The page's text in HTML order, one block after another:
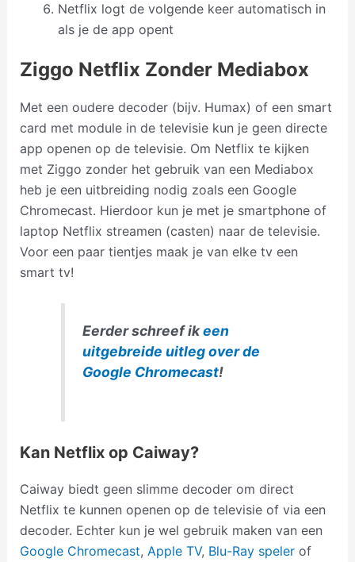
Netflix logt de volgende keer automatisch in
als je de app opent
Ziggo Netflix Zonder Mediabox
Met een oudere decoder (bijv. Humax) of een smart
card met module in de televisie kun je geen directe
app openen op de televisie. Om Netflix te kijken
met Ziggo zonder het gebruik van een Mediabox
heb je een uitbreiding nodig zoals een Google
Chromecast. Hierdoor kun je met je smartphone of
laptop Netflix streamen (casten) naar de televisie.
Voor een paar tientjes maak je van elke tv een
smart tv!
Eerder schreef ikeen
uitgebreide uitleg over de
Google Chromecast!
Kan Netflix op Caiway?
Caiway biedt geen slimme decoder om direct
Netflix te kunnen openen op de televisie of via een
decoder. Echter kun je wel gebruik maken van een
Google Chromecast, Apple TV, Blu-Ray spelerof